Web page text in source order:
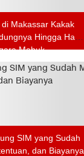
Makassar Kakak
Hingga Hamil
Mabuk
SIM yang Sudah
dan Biayanya